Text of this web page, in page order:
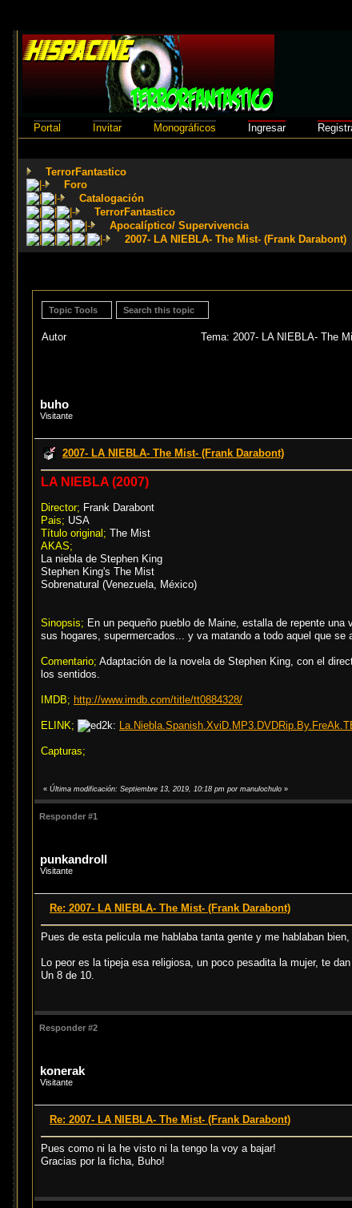
Portal Invitar Monográficos Ingresar
TerrorFantastico
Foro
Catalogación
TerrorFantastico
Apocalíptico/ Supervivencia
2007- LA NIEBLA- The Mist- (Frank Darabont)
Topic Tools Search this topic
Autor Tema: 2007- LA NIEBLA- The
buho
Visitante
2007- LA NIEBLA- The Mist- (Frank Darabont)
LA NIEBLA (2007)
Director; Frank Darabont
Pais; USA
Título original; The Mist
AKAS;
La niebla de Stephen King
Stephen King's The Mist
Sobrenatural (Venezuela, México)
Sinopsis; En un pequeño pueblo de Maine, estalla de repente
sus hogares, supermercados... y va matando a todo aquel que se
Comentario; Adaptación de la novela de Stephen King, con el
los sentidos.
IMDB; http://www.imdb.com/title/tt0884328/
ELINK;
Capturas;
« Última modificación: Septiembre 13, 2019, 10:18 pm por manulochulo »
Responder #1
punkandroll
Visitante
Re: 2007- LA NIEBLA- The Mist- (Frank Darabont)
Pues de esta pelicula me hablaba tanta gente y me hablaban
Lo peor es la tipeja esa religiosa, un poco pesadita la mujer, te
Un 8 de 10.
Responder #2
konerak
Visitante
Re: 2007- LA NIEBLA- The Mist- (Frank Darabont)
Pues como ni la he visto ni la tengo la voy a bajar!
Gracias por la ficha, Buho!